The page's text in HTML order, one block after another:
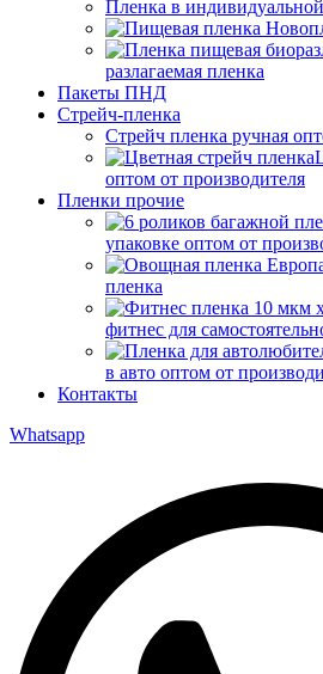
Пленка в
разлагаемая пленка
Пакеты ПНД
Стрейч-пленка
Стрейч пленка ручная
оптом от производителя
Пленки прочие
упаковке оптом от
пленка
фитнес для
в авто оптом от
Контакты
Whatsapp